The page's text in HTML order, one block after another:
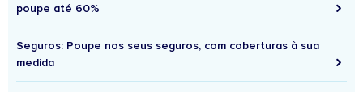
poupe até 60%
Seguros: Poupe nos seus seguros, com coberturas à sua
medida